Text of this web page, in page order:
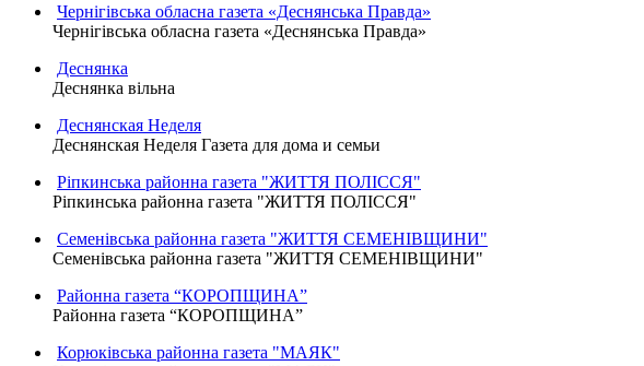
Чернігівська обласна газета «Деснянська Правда»
Чернігівська обласна газета «Деснянська Правда»
Деснянка
Деснянка вільна
Деснянская Неделя
Деснянская Неделя Газета для дома и семьи
Ріпкинська районна газета "ЖИТТЯ ПОЛІССЯ"
Ріпкинська районна газета "ЖИТТЯ ПОЛІССЯ"
Семенівська районна газета "ЖИТТЯ СЕМЕНІВЩИНИ"
Семенівська районна газета "ЖИТТЯ СЕМЕНІВЩИНИ"
Районна газета “КОРОПЩИНА”
Районна газета “КОРОПЩИНА”
Корюківська районна газета "МАЯК"